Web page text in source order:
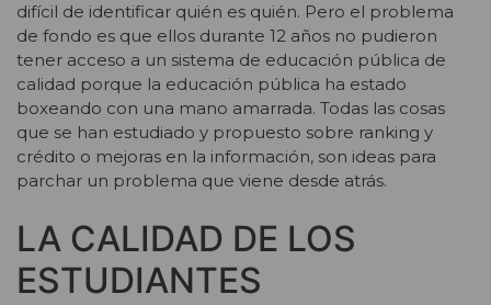
difícil de identificar quién es quién. Pero el problema
de fondo es que ellos durante 12 años no pudieron
tener acceso a un sistema de educación pública de
calidad porque la educación pública ha estado
boxeando con una mano amarrada. Todas las cosas
que se han estudiado y propuesto sobre ranking y
crédito o mejoras en la información, son ideas para
parchar un problema que viene desde atrás.
LA CALIDAD DE LOS
ESTUDIANTES